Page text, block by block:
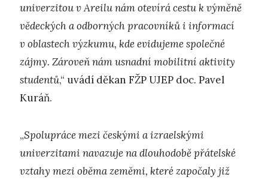
univerzitou v Areilu nám otevírá cestu k výměně
vědeckých a odborných pracovníků i informací
v oblastech výzkumu, kde evidujeme společné
zájmy. Zároveň nám usnadní mobilitní aktivity
studentů,“ uvádí děkan FŽP UJEP doc. Pavel
Kuráň.
„Spolupráce mezi českými a izraelskými
univerzitami navazuje na dlouhodobě přátelské
vztahy mezi oběma zeměmi, které započaly již